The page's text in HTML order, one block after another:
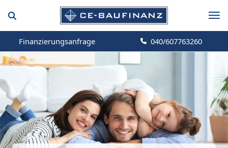
Finanzierungsanfrage 040/607763260